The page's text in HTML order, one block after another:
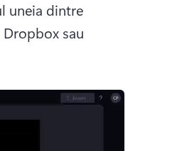
uneia dintre
sau